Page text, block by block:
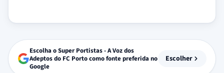
Escolha o Super Portistas - A Voz dos
Adeptos do FC Porto como fonte preferida no
Google
Escolher